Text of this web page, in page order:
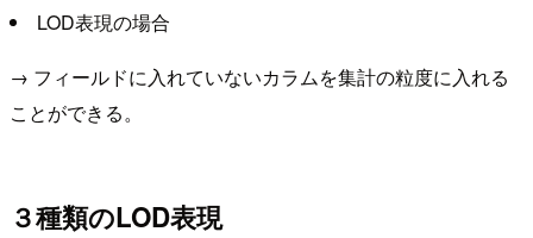
LOD表現の場合
→ フィールドに入れていないカラムを集計の粒度に入れる
ことができる。
３種類のLOD表現